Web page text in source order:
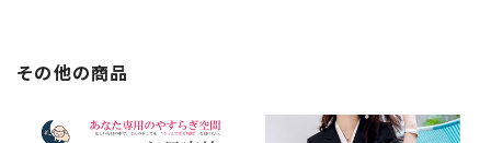
冬 着痩せ効果 きちんと見え カ
その他の商品